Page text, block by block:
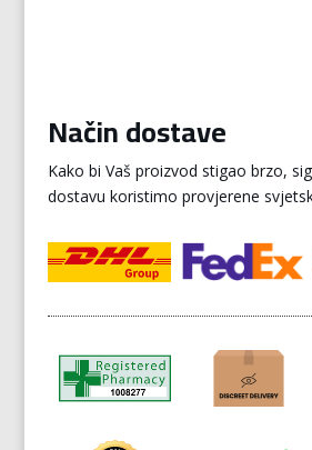
Način dostave
Kako bi Vaš proizvod stigao brzo,
dostavu koristimo provjerene